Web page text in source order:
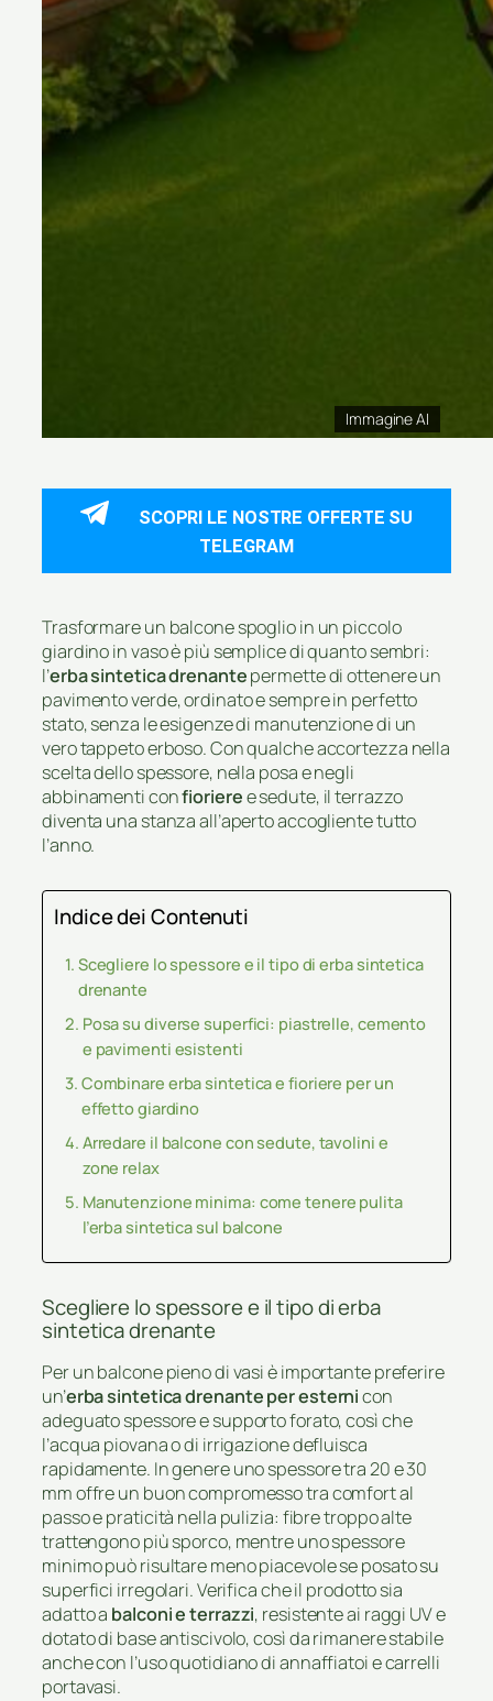
Immagine AI
SCOPRI LE NOSTRE OFFERTE SU
TELEGRAM
Trasformare un balcone spoglio in un piccolo
giardino in vaso è più semplice di quanto sembri:
l’erba sintetica drenantepermette di ottenere un
pavimento verde, ordinato e sempre in perfetto
stato, senza le esigenze di manutenzione di un
vero tappeto erboso. Con qualche accortezza nella
scelta dello spessore, nella posa e negli
abbinamenti confiorieree sedute, il terrazzo
diventa una stanza all’aperto accogliente tutto
l’anno.
Indice dei Contenuti
Scegliere lo spessore e il tipo di erba sintetica
drenante
Posa su diverse superfici: piastrelle, cemento
e pavimenti esistenti
Combinare erba sintetica e fioriere per un
effetto giardino
Arredare il balcone con sedute, tavolini e
zone relax
Manutenzione minima: come tenere pulita
l’erba sintetica sul balcone
Scegliere lo spessore e il tipo di erba
sintetica drenante
Per un balcone pieno di vasi è importante preferire
un’erba sintetica drenante per esternicon
adeguato spessore e supporto forato, così che
l’acqua piovana o di irrigazione defluisca
rapidamente. In genere uno spessore tra 20 e 30
mm offre un buon compromesso tra comfort al
passo e praticità nella pulizia: fibre troppo alte
trattengono più sporco, mentre uno spessore
minimo può risultare meno piacevole se posato su
superfici irregolari. Verifica che il prodotto sia
adatto a balconi e terrazzi, resistente ai raggi UV e
dotato di base antiscivolo, così da rimanere stabile
anche con l’uso quotidiano di annaffiatoi e carrelli
portavasi.